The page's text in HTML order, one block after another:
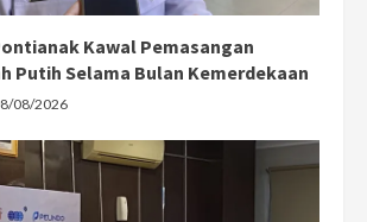
Kawal Pemasangan
Putih Selama Bulan Kemerdekaan
08/2026